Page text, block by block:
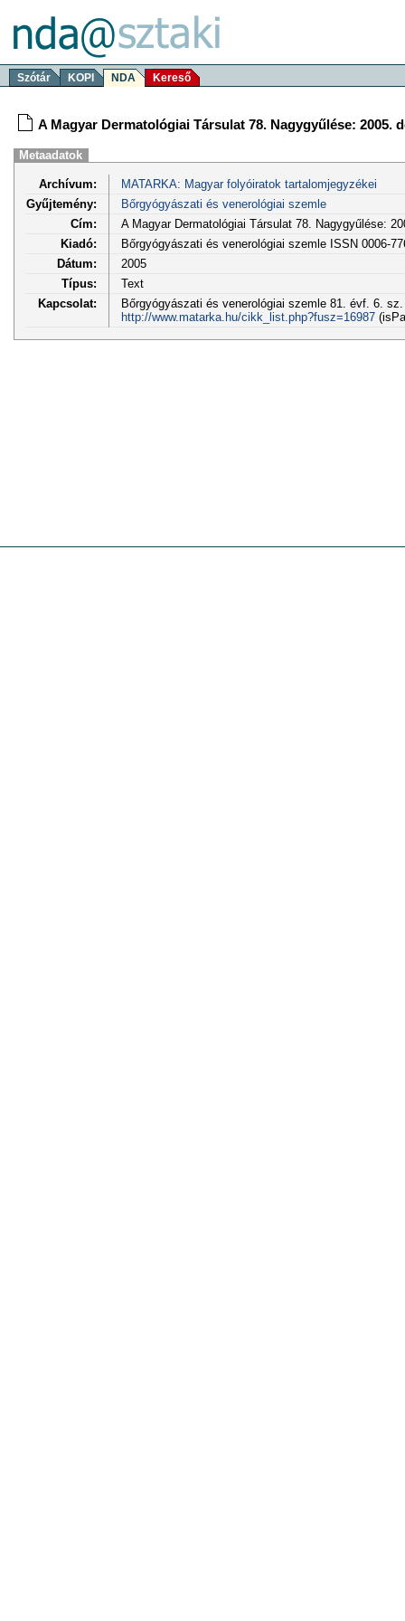
Szótár KOPI NDA Kereső
A Magyar Dermatológiai Társulat 78. Nagygyűlése: 2005.
Metaadatok
Archívum:
MATARKA: Magyar folyóiratok tartalomjegyzékei
Gyűjtemény:
Bőrgyógyászati és venerológiai szemle
Cím:
A Magyar Dermatológiai Társulat 78. Nagygyűlése:
Kiadó:
Bőrgyógyászati és venerológiai szemle ISSN 0006-
Dátum:
2005
Típus:
Text
Kapcsolat:
Bőrgyógyászati és venerológiai szemle 81. évf. 6.
http://www.matarka.hu/cikk_list.php?fusz=16987